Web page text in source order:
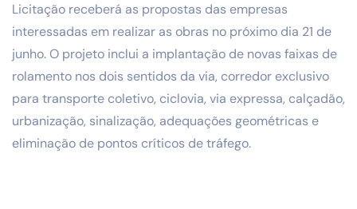
Licitação receberá as propostas das empresas
interessadas em realizar as obras no próximo dia 21 de
junho. O projeto inclui a implantação de novas faixas de
rolamento nos dois sentidos da via, corredor exclusivo
para transporte coletivo, ciclovia, via expressa, calçadão,
urbanização, sinalização, adequações geométricas e
eliminação de pontos críticos de tráfego.